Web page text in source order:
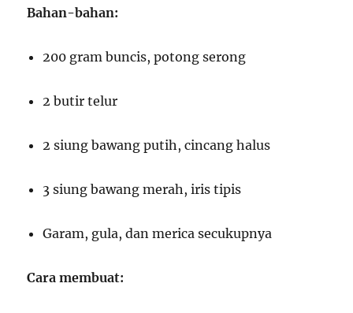
Bahan-bahan:
200 gram buncis, potong serong
2 butir telur
2 siung bawang putih, cincang halus
3 siung bawang merah, iris tipis
Garam, gula, dan merica secukupnya
Cara membuat: